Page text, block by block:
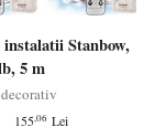
instalatii Stanbow,
5 m
155,06 Lei